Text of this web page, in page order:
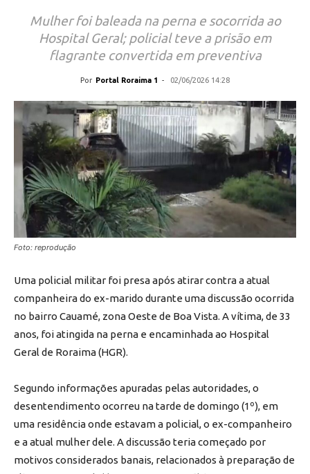
Mulher foi baleada na perna e socorrida ao
Hospital Geral; policial teve a prisão em
flagrante convertida em preventiva
Por Portal Roraima 1 - 02/06/2026 14:28
Foto: reprodução
Uma policial militar foi presa após atirar contra a atual
companheira do ex-marido durante uma discussão ocorrida
no bairro Cauamé, zona Oeste de Boa Vista. A vítima, de 33
anos, foi atingida na perna e encaminhada ao Hospital
Geral de Roraima (HGR).
Segundo informações apuradas pelas autoridades, o
desentendimento ocorreu na tarde de domingo (1º), em
uma residência onde estavam a policial, o ex-companheiro
e a atual mulher dele. A discussão teria começado por
motivos considerados banais, relacionados à preparação de